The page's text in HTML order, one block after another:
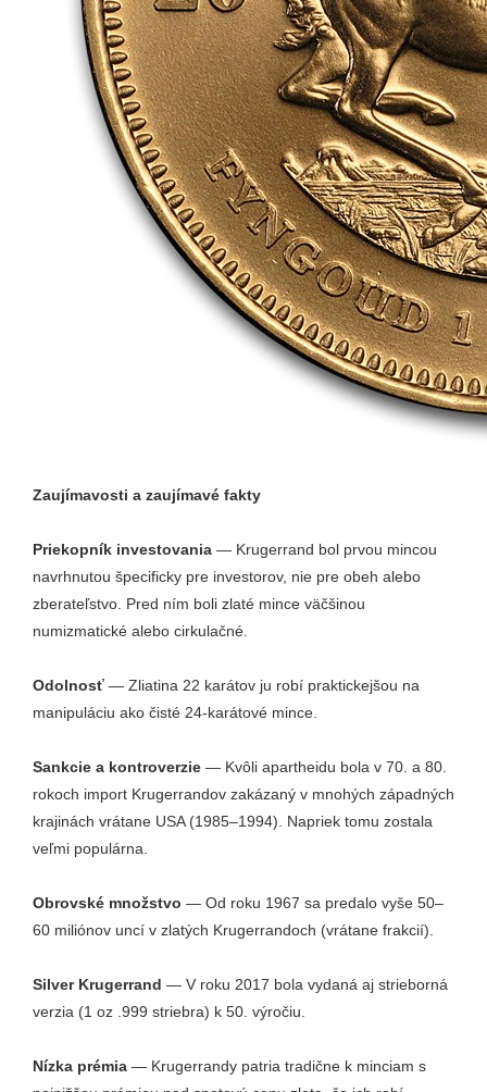
Zaujímavosti a zaujímavé fakty
Priekopník investovania — Krugerrand bol prvou mincou
navrhnutou špecificky pre investorov, nie pre obeh alebo
zberateľstvo. Pred ním boli zlaté mince väčšinou
numizmatické alebo cirkulačné.
Odolnosť — Zliatina 22 karátov ju robí praktickejšou na
manipuláciu ako čisté 24-karátové mince.
Sankcie a kontroverzie — Kvôli apartheidu bola v 70. a 80.
rokoch import Krugerrandov zakázaný v mnohých západných
krajinách vrátane USA (1985–1994). Napriek tomu zostala
veľmi populárna.
Obrovské množstvo — Od roku 1967 sa predalo vyše 50–
60 miliónov uncí v zlatých Krugerrandoch (vrátane frakcií).
Silver Krugerrand — V roku 2017 bola vydaná aj strieborná
verzia (1 oz .999 striebra) k 50. výročiu.
Nízka prémia — Krugerrandy patria tradične k minciam s